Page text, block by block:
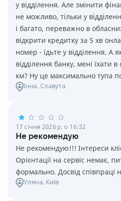
у відділення. Але змінити
не можливо, тільки у
і багато, переважно в
відкрити кредитку за 5 хв
номер - їдьте у відділення. А
відділення банку, мені їхати
км? Ну це максимально тупа
Інна, Славута
17 січня 2026 р. о 16:32
Не рекомендую
Не рекомендую!!! Інтереси
Орієнтації на сервіс немає,
формально. Досвід співпраці
Уляна, Київ